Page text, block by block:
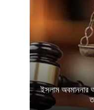
ইসলাম অবমাননার